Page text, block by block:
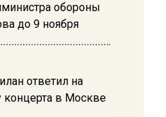
обороны
до 9 ноября
ответил на
концерта в Москве